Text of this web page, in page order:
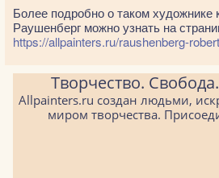
Более подробно о таком художнике
Раушенберг можно узнать на
https://allpainters.ru/raushenberg-
Творчество.
Allpainters.ru создан людьми,
миром творчества.